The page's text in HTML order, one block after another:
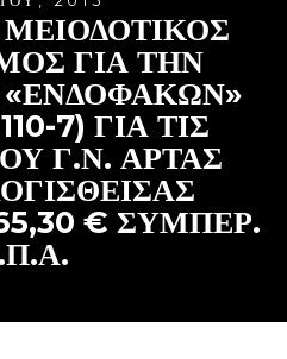
ΓΙΑ ΤΗΝ
7) ΓΙΑ ΤΙΣ
Γ.Ν. ΑΡΤΑΣ
€ ΣΥΜΠΕΡ.